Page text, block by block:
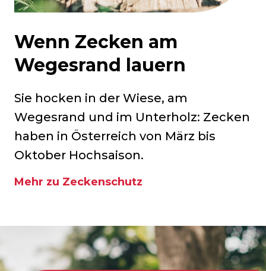
Wenn Zecken am
Wegesrand lauern
Sie hocken in der Wiese, am
Wegesrand und im Unterholz: Zecken
haben in Österreich von März bis
Oktober Hochsaison.
Mehr zu Zeckenschutz